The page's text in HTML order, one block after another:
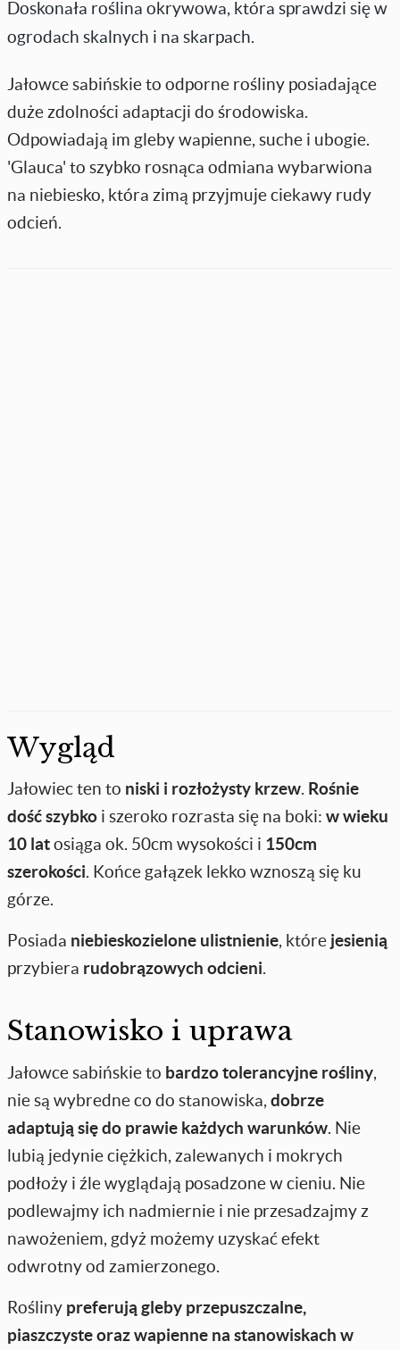
Doskonała roślina okrywowa, która sprawdzi się w
ogrodach skalnych i na skarpach.
Jałowce sabińskie to odporne rośliny posiadające
duże zdolności adaptacji do środowiska.
Odpowiadają im gleby wapienne, suche i ubogie.
'Glauca' to szybko rosnąca odmiana wybarwiona
na niebiesko, która zimą przyjmuje ciekawy rudy
odcień.
Wygląd
Jałowiec ten to niski i rozłożysty krzew. Rośnie
dość szybko i szeroko rozrasta się na boki: w wieku
10 latosiąga ok. 50cm wysokości i 150cm
szerokości. Końce gałązek lekko wznoszą się ku
górze.
Posiada niebieskozielone ulistnienie, które jesienią
przybiera rudobrązowych odcieni.
Stanowisko i uprawa
Jałowce sabińskie to bardzo tolerancyjne rośliny,
nie są wybredne co do stanowiska, dobrze
adaptują się do prawie każdych warunków. Nie
lubią jedynie ciężkich, zalewanych i mokrych
podłoży i źle wyglądają posadzone w cieniu. Nie
podlewajmy ich nadmiernie i nie przesadzajmy z
nawożeniem, gdyż możemy uzyskać efekt
odwrotny od zamierzonego.
Rośliny preferują gleby przepuszczalne,
piaszczyste oraz wapienne na stanowiskach w